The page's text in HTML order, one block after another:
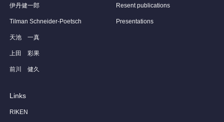
伊丹健一郎
Tilman Schneider-Poetsch
天池 一真
上田 彩果
前川 健久
Resent publications
Presentations
Links
RIKEN